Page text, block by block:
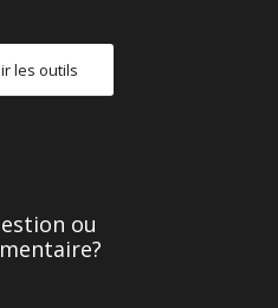
les outils
ou